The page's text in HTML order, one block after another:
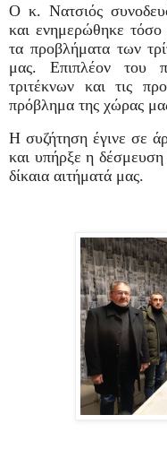
Ο κ. Νατσιός
και ενημερώθηκε
τα προβλήματα των
μας. Επιπλέον του
τριτέκνων και τις
πρόβλημα της χώρας
Η συζήτηση έγινε σε
και υπήρξε η δέσμευση
δίκαια αιτήματά μας.